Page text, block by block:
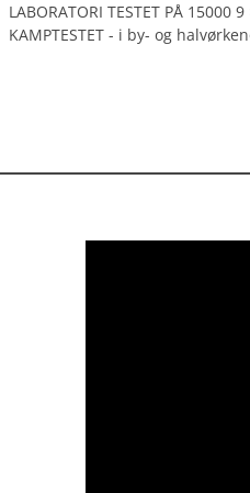
LABORATORI TESTET PÅ
KAMPTESTET - i by- og